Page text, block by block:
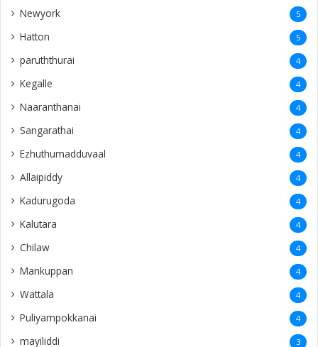
Newyork 5
Hatton 5
paruththurai 4
Kegalle 4
Naaranthanai 4
Sangarathai 4
Ezhuthumadduvaal 4
Allaipiddy 4
Kadurugoda 4
Kalutara 4
Chilaw 4
Mankuppan 4
Wattala 4
Puliyampokkanai 4
mayiliddi 3